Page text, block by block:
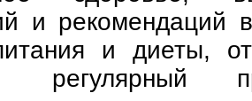
и рекомендаций
и диеты,
регулярный